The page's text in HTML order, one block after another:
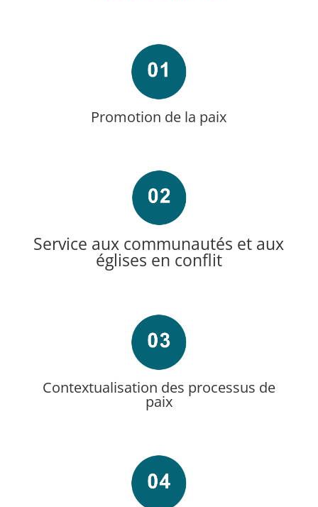
Promotion de la paix
Service aux communautés et aux
églises en conflit
Contextualisation des processus de
paix